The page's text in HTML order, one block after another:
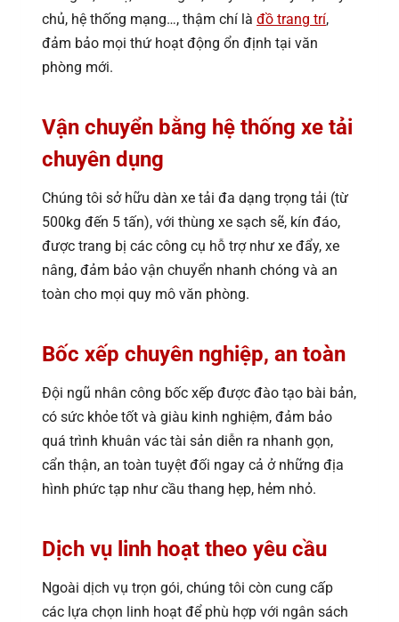
chủ, hệ thống mạng…, thậm chí là đồ trang trí,
đảm bảo mọi thứ hoạt động ổn định tại văn
phòng mới.
Vận chuyển bằng hệ thống xe tải
chuyên dụng
Chúng tôi sở hữu dàn xe tải đa dạng trọng tải (từ
500kg đến 5 tấn), với thùng xe sạch sẽ, kín đáo,
được trang bị các công cụ hỗ trợ như xe đẩy, xe
nâng, đảm bảo vận chuyển nhanh chóng và an
toàn cho mọi quy mô văn phòng.
Bốc xếp chuyên nghiệp, an toàn
Đội ngũ nhân công bốc xếp được đào tạo bài bản,
có sức khỏe tốt và giàu kinh nghiệm, đảm bảo
quá trình khuân vác tài sản diễn ra nhanh gọn,
cẩn thận, an toàn tuyệt đối ngay cả ở những địa
hình phức tạp như cầu thang hẹp, hẻm nhỏ.
Dịch vụ linh hoạt theo yêu cầu
Ngoài dịch vụ trọn gói, chúng tôi còn cung cấp
các lựa chọn linh hoạt để phù hợp với ngân sách